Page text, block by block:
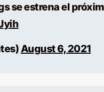
se estrena el
August 6, 2021